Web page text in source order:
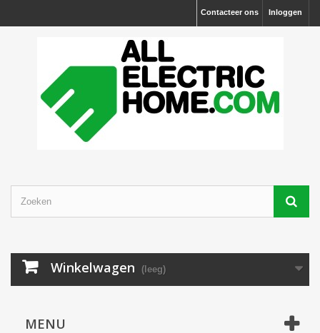
Inloggen
Contacteer ons
Winkelwagen (leeg)
MENU